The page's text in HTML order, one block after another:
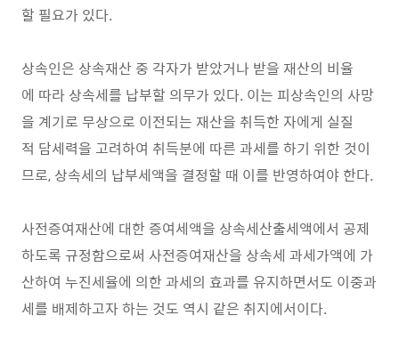
할 필요가 있다.
상속인은 상속재산 중 각자가 받았거나 받을 재산의 비율
에 따라 상속세를 납부할 의무가 있다. 이는 피상속인의 사망
을 계기로 무상으로 이전되는 재산을 취득한 자에게 실질
적 담세력을 고려하여 취득분에 따른 과세를 하기 위한 것이
므로, 상속세의 납부세액을 결정할 때 이를 반영하여야 한다.
사전증여재산에 대한 증여세액을 상속세산출세액에서 공제
하도록 규정함으로써 사전증여재산을 상속세 과세가액에 가
산하여 누진세율에 의한 과세의 효과를 유지하면서도 이중과
세를 배제하고자 하는 것도 역시 같은 취지에서이다.